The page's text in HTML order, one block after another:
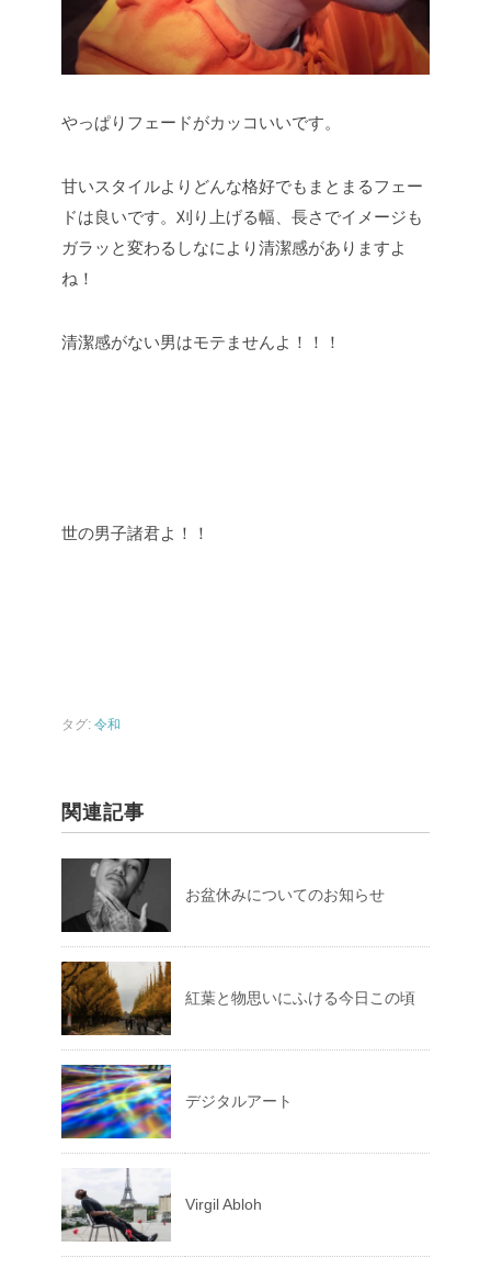
やっぱりフェードがカッコいいです。
甘いスタイルよりどんな格好でもまとまるフェー
ドは良いです。刈り上げる幅、長さでイメージも
ガラッと変わるしなにより清潔感がありますよ
ね！
清潔感がない男はモテませんよ！！！
世の男子諸君よ！！
タグ: 令和
関連記事
お盆休みについてのお知らせ
紅葉と物思いにふける今日この頃
デジタルアート
Virgil Abloh